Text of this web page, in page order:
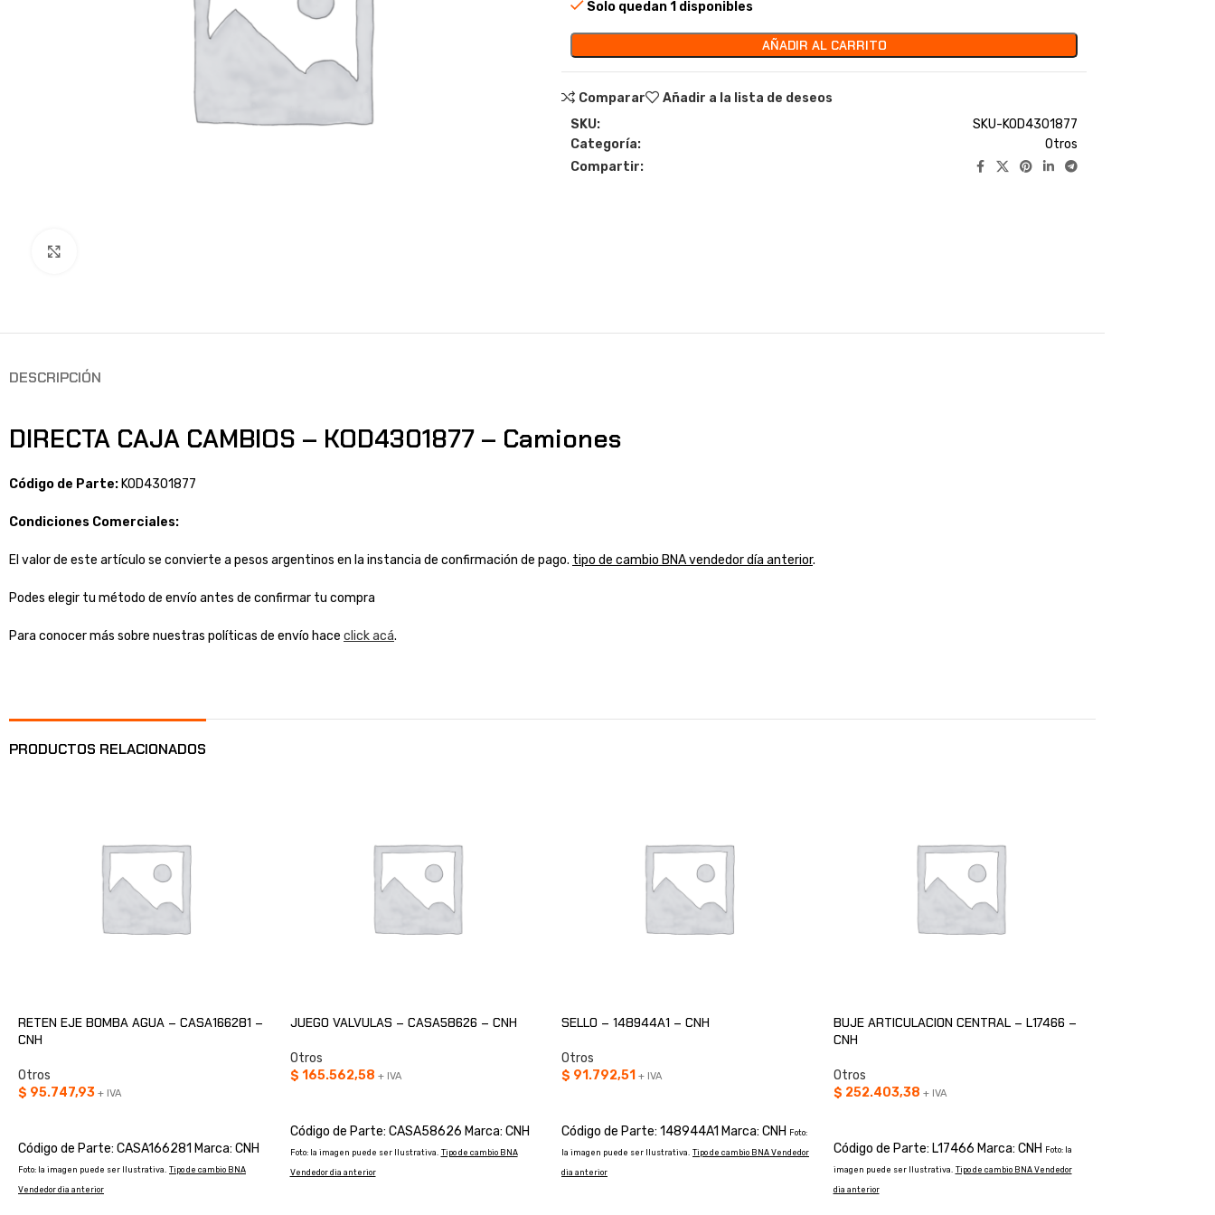
Solo quedan 1 disponibles
AÑADIR AL CARRITO
Comparar
Añadir a la lista de deseos
SKU:
SKU-KOD4301877
Categoría:
Otros
Compartir:
DESCRIPCIÓN
DIRECTA CAJA CAMBIOS – KOD4301877 – Camiones
Código de Parte: KOD4301877
Condiciones Comerciales:
El valor de este artículo se convierte a pesos argentinos en la instancia de confirmación de pago. tipo de cambio BNA vendedor día anterior.
Podes elegir tu método de envío antes de confirmar tu compra
Para conocer más sobre nuestras políticas de envío hace click acá.
PRODUCTOS RELACIONADOS
RETEN EJE BOMBA AGUA – CASA166281 –
CNH
Otros
$ 95.747,93 + IVA
Código de Parte: CASA166281 Marca: CNH
Foto: la imagen puede ser Ilustrativa. Tipo de cambio BNA
Vendedor dia anterior
JUEGO VALVULAS – CASA58626 – CNH
Otros
$ 165.562,58 + IVA
Código de Parte: CASA58626 Marca: CNH
Foto: la imagen puede ser Ilustrativa. Tipo de cambio BNA
Vendedor dia anterior
SELLO – 148944A1 – CNH
Otros
$ 91.792,51 + IVA
Código de Parte: 148944A1 Marca: CNH
Foto:
la imagen puede ser Ilustrativa. Tipo de cambio BNA Vendedor
dia anterior
BUJE ARTICULACION CENTRAL – L17466 –
CNH
Otros
$ 252.403,38 + IVA
Código de Parte: L17466 Marca: CNH
Foto: la
imagen puede ser Ilustrativa. Tipo de cambio BNA Vendedor
dia anterior